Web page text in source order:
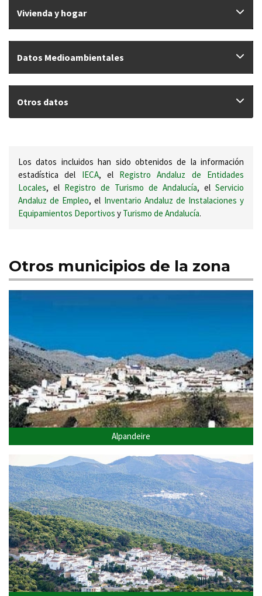
Vivienda y hogar
Datos Medioambientales
Otros datos
Los datos incluidos han sido obtenidos de la información
estadística del IECA, el Registro Andaluz de Entidades
Locales, el Registro de Turismo de Andalucía, el Servicio
Andaluz de Empleo, el Inventario Andaluz de Instalaciones y
Equipamientos Deportivos y Turismo de Andalucía.
Otros municipios de la zona
Alpandeire